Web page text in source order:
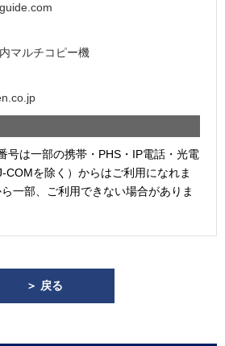
マルチコピー機
号は一部の携帯・PHS・IP電話・光電
COMを除く）からはご利用になれま
一部、ご利用できない場合がありま
＞ 戻る